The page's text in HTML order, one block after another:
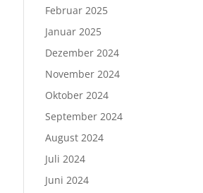
Februar 2025
Januar 2025
Dezember 2024
November 2024
Oktober 2024
September 2024
August 2024
Juli 2024
Juni 2024